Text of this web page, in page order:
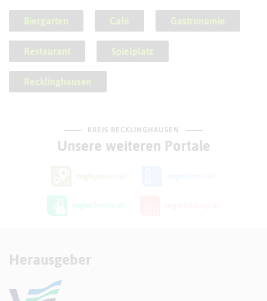
Biergarten Café Gastronomie
Restaurant Spielplatz
Recklinghausen
KREIS RECKLINGHAUSEN
Unsere weiteren Portale
Herausgeber